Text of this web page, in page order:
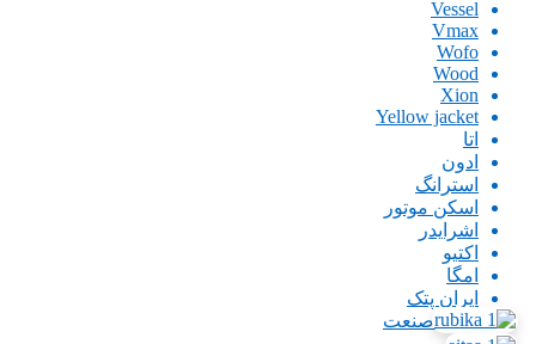
Vessel
Vmax
Wofo
Wood
Xion
Yellow jacket
اتا
ادون
استرانگ
اسکن موتور
اشرایدر
اکتیو
امگا
ایران پتک
ایران صنعت